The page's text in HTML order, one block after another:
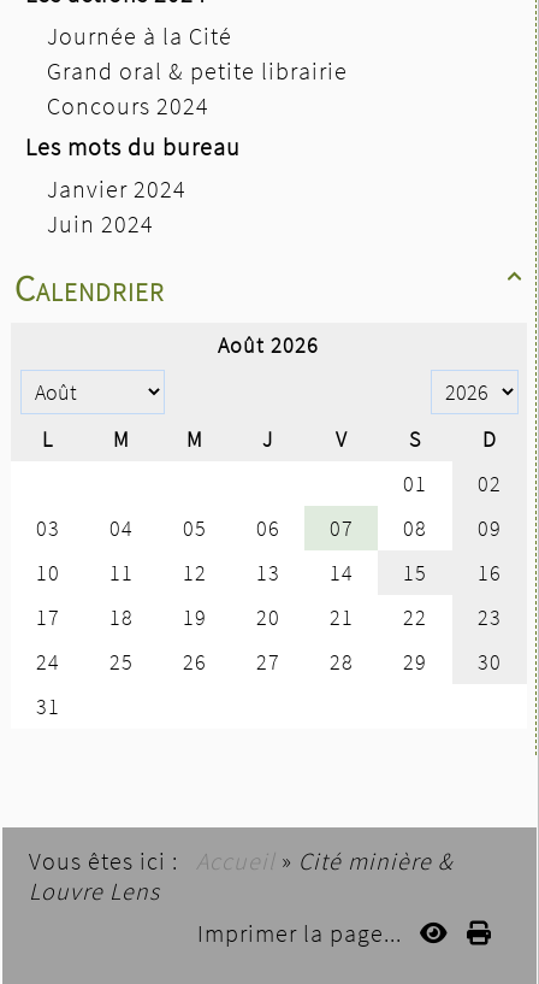
Journée à la Cité
Grand oral & petite librairie
Concours 2024
Les mots du bureau
Janvier 2024
Juin 2024

Calendrier
Vous êtes ici : Accueil » Cité minière &
Louvre Lens
Imprimer la page...